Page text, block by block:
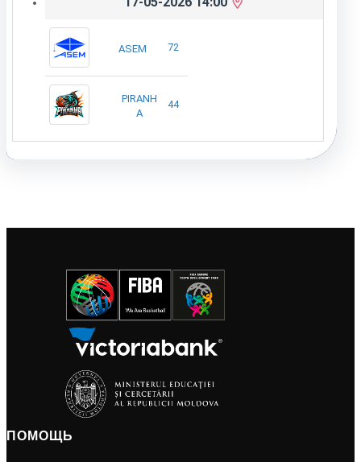
ASEM 72
PIRANH
A
44
ПОМОЩЬ